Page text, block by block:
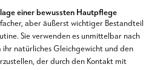
einer bewussten Hautpflege
aber äußerst wichtiger Bestandteil
Sie verwenden es unmittelbar nach
ihr natürliches Gleichgewicht und den
der durch den Kontakt mit